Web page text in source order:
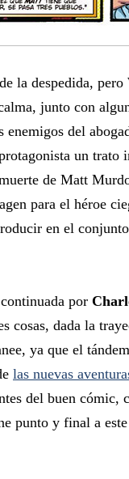
la despedida,
junto con
del
un trato
de Matt
para el héroe
en el
por
cosas, dada la
ya que el
las nuevas
del buen cómic,
punto y final a